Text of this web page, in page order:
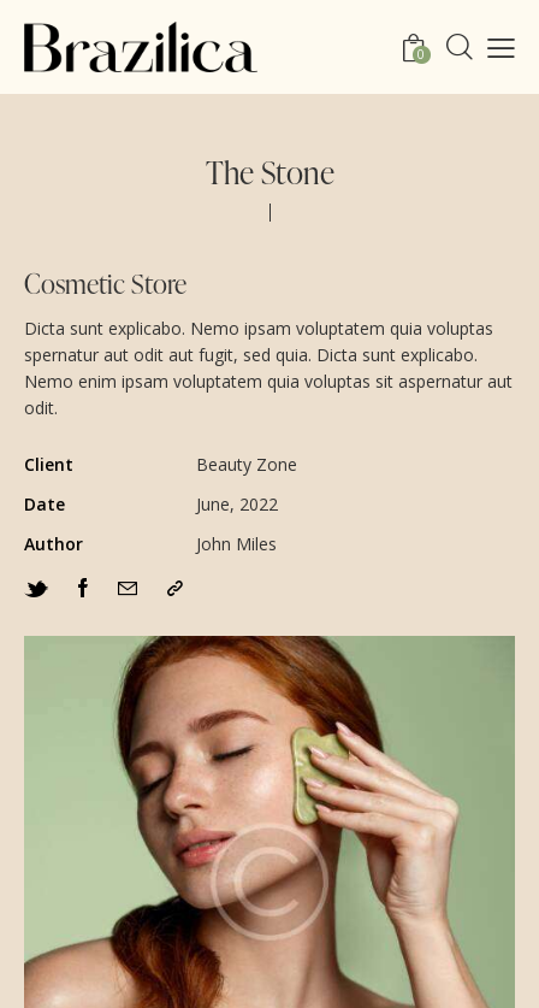
0
The Stone
Cosmetic Store
Dicta sunt explicabo. Nemo ipsam voluptatem quia voluptas
spernatur aut odit aut fugit, sed quia. Dicta sunt explicabo.
Nemo enim ipsam voluptatem quia voluptas sit aspernatur aut
odit.
Client
Beauty Zone
Date
June, 2022
Author
John Miles